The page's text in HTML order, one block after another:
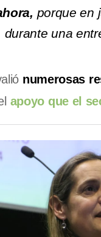
porque en
durante una
numerosas
apoyo que el